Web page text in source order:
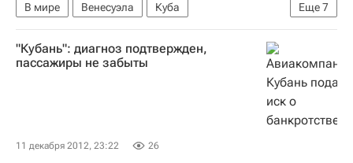
Еще7
В мире Венесуэла
Куба
Южная Америка
Америка
Весь мир
Северная Америка
Уго Чавес (политик)
"Кубань": диагноз подтвержден,
пассажиры не забыты
11 декабря 2012, 23:22 26